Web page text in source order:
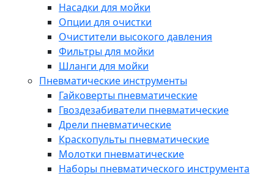
Насадки для мойки
Опции для очистки
Очистители высокого давления
Фильтры для мойки
Шланги для мойки
Пневматические инструменты
Гайковерты пневматические
Гвоздезабиватели пневматические
Дрели пневматические
Краскопульты пневматические
Молотки пневматические
Наборы пневматического инструмента